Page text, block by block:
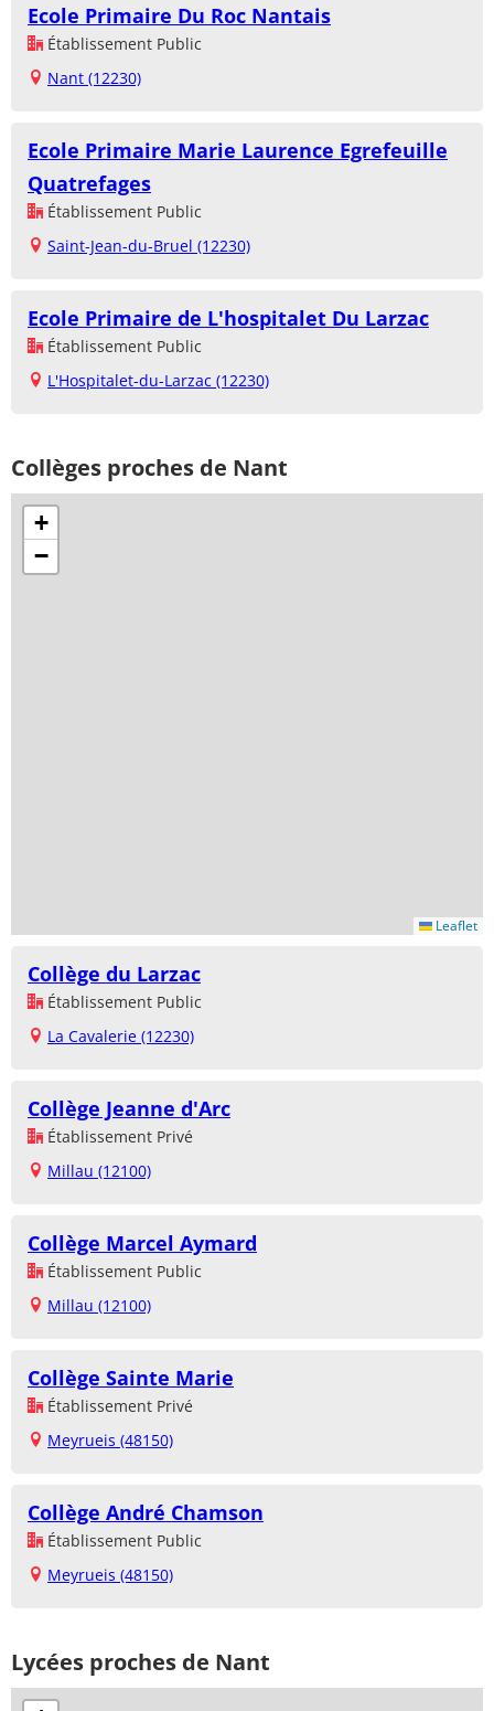
Ecole Primaire Du Roc Nantais
Établissement Public
Nant (12230)
Ecole Primaire Marie Laurence Egrefeuille
Quatrefages
Établissement Public
Saint-Jean-du-Bruel (12230)
Ecole Primaire de L'hospitalet Du Larzac
Établissement Public
L'Hospitalet-du-Larzac (12230)
Collèges proches de Nant
+
−
Leaflet
Collège du Larzac
Établissement Public
La Cavalerie (12230)
Collège Jeanne d'Arc
Établissement Privé
Millau (12100)
Collège Marcel Aymard
Établissement Public
Millau (12100)
Collège Sainte Marie
Établissement Privé
Meyrueis (48150)
Collège André Chamson
Établissement Public
Meyrueis (48150)
Lycées proches de Nant